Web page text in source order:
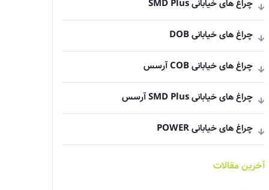
چراغ های خیابانی SMD Plus
چراغ های خیابانی DOB
چراغ های خیابانی COB آرسس
چراغ های خیابانی SMD Plus آرسس
چراغ های خیابانی POWER
آخرین مقالات